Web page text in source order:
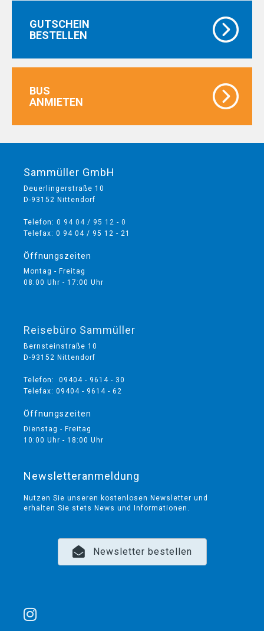
GUTSCHEIN
BESTELLEN
BUS
ANMIETEN
Sammüller GmbH
Deuerlingerstraße 10
D-93152 Nittendorf
Telefon: 0 94 04 / 95 12 - 0
Telefax: 0 94 04 / 95 12 - 21
Öffnungszeiten
Montag - Freitag
08:00 Uhr - 17:00 Uhr
Reisebüro Sammüller
Bernsteinstraße 10
D-93152 Nittendorf
Telefon: 09404 - 9614 - 30
Telefax: 09404 - 9614 - 62
Öffnungszeiten
Dienstag - Freitag
10:00 Uhr - 18:00 Uhr
Newsletteranmeldung
Nutzen Sie unseren kostenlosen Newsletter und
erhalten Sie stets News und Informationen.
Newsletter bestellen